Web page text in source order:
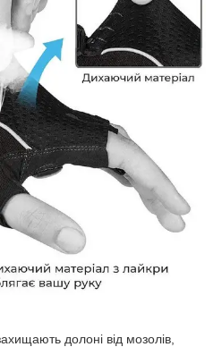
долоні від мозолів,